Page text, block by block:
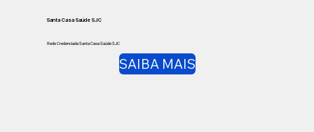
Santa Casa Saúde SJC
Rede Credenciada Santa Casa Saúde SJC
SAIBA MAIS